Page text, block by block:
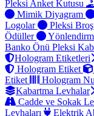
Pleksi Anket Kutusu
Mimik Diyagram
Logolar
Pleksi
Ödüller
Banko Önü Pleksi
Hologram Etiketleri
Hologram Etiket
Etiket
Hologram
Kabartma Levhalar
Cadde ve Sokak
Levhaları
Elektrik